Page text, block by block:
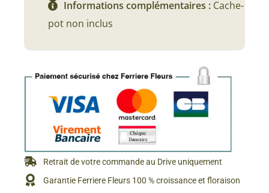
Informations complémentaires : Cache-
pot non inclus
Retrait de votre commande au Drive uniquement
Garantie Ferriere Fleurs 100 % croissance et floraison